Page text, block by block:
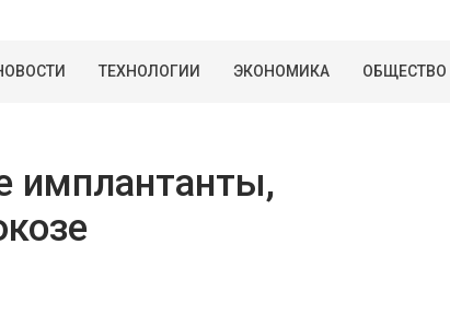
ТЕХНОЛОГИИ ЭКОНОМИКА ОБЩЕСТВО
имплантанты,